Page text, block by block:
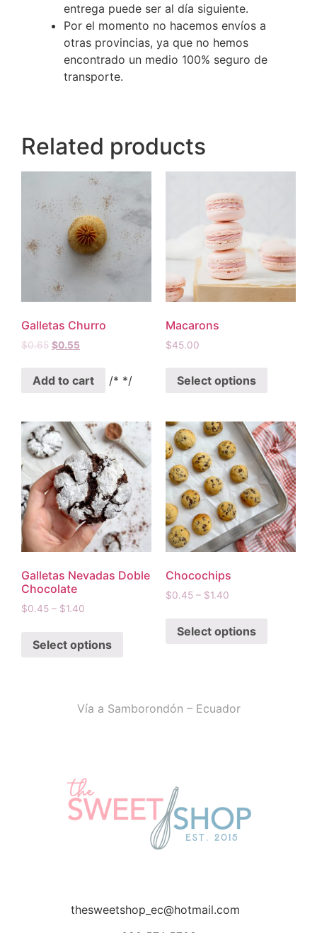
entrega puede ser al día siguiente.
Por el momento no hacemos envíos a
otras provincias, ya que no hemos
encontrado un medio 100% seguro de
transporte.
Related products
Galletas Churro
$0.65 $0.55
Add to cart /* */
Macarons
$45.00
Select options
Galletas Nevadas Doble
Chocolate
$0.45 – $1.40
Select options
Chocochips
$0.45 – $1.40
Select options
Vía a Samborondón – Ecuador
thesweetshop_ec@hotmail.com